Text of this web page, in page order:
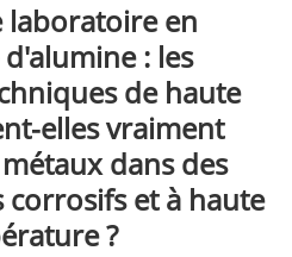
laboratoire en
: les
de haute
elles vraiment
dans des
et à haute
?